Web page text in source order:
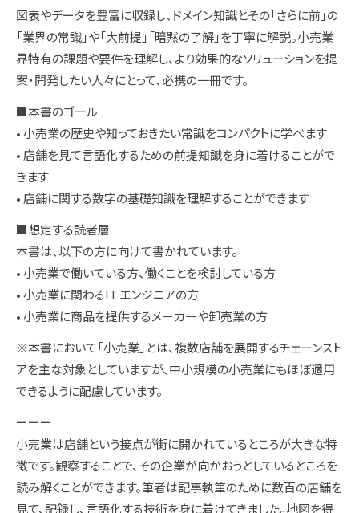
図表やデータを豊富に収録し、ドメイン知識とその「さらに前」の
「業界の常識」や「大前提」「暗黙の了解」を丁寧に解説。小売業
界特有の課題や要件を理解し、より効果的なソリューションを提
案・開発したい人々にとって、必携の一冊です。
■本書のゴール
• 小売業の歴史や知っておきたい常識をコンパクトに学べます
• 店舗を見て言語化するための前提知識を身に着けることがで
きます
• 店舗に関する数字の基礎知識を理解することができます
■想定する読者層
本書は、以下の方に向けて書かれています。
• 小売業で働いている方、働くことを検討している方
• 小売業に関わるIT エンジニアの方
• 小売業に商品を提供するメーカーや卸売業の方
※本書において「小売業」とは、複数店舗を展開するチェーンスト
アを主な対象としていますが、中小規模の小売業にもほぼ適用
できるように配慮しています。
ーーー
小売業は店舗という接点が街に開かれているところが大きな特
徴です。観察することで、その企業が向かおうとしているところを
読み解くことができます。筆者は記事執筆のために数百の店舗を
見て、記録し、言語化する技術を身に着けてきました。地図を得